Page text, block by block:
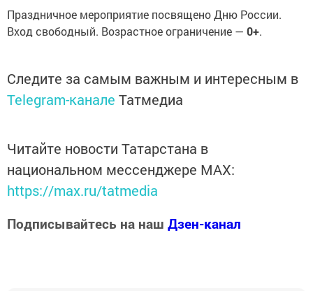
Праздничное мероприятие посвящено Дню России.
Вход свободный. Возрастное ограничение — 0+.
Следите за самым важным и интересным в
Telegram-канале Татмедиа
Читайте новости Татарстана в
национальном мессенджере MАХ:
https://max.ru/tatmedia
Подписывайтесь на наш Дзен-канал